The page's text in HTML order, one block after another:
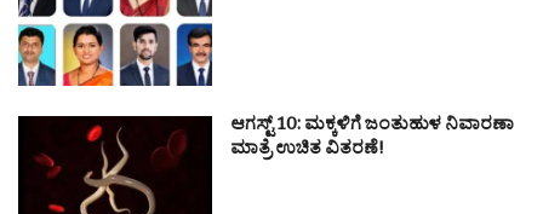
ಆಗಸ್ಟ್ 10: ಮಕ್ಕಳಿಗೆ ಜಂತುಹುಳ ನಿವಾರಣಾ
ಮಾತ್ರೆ ಉಚಿತ ವಿತರಣೆ!